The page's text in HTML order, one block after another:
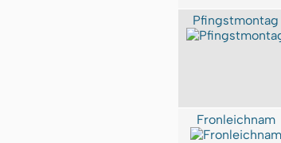
Pfingstmontag
Fronleichnam